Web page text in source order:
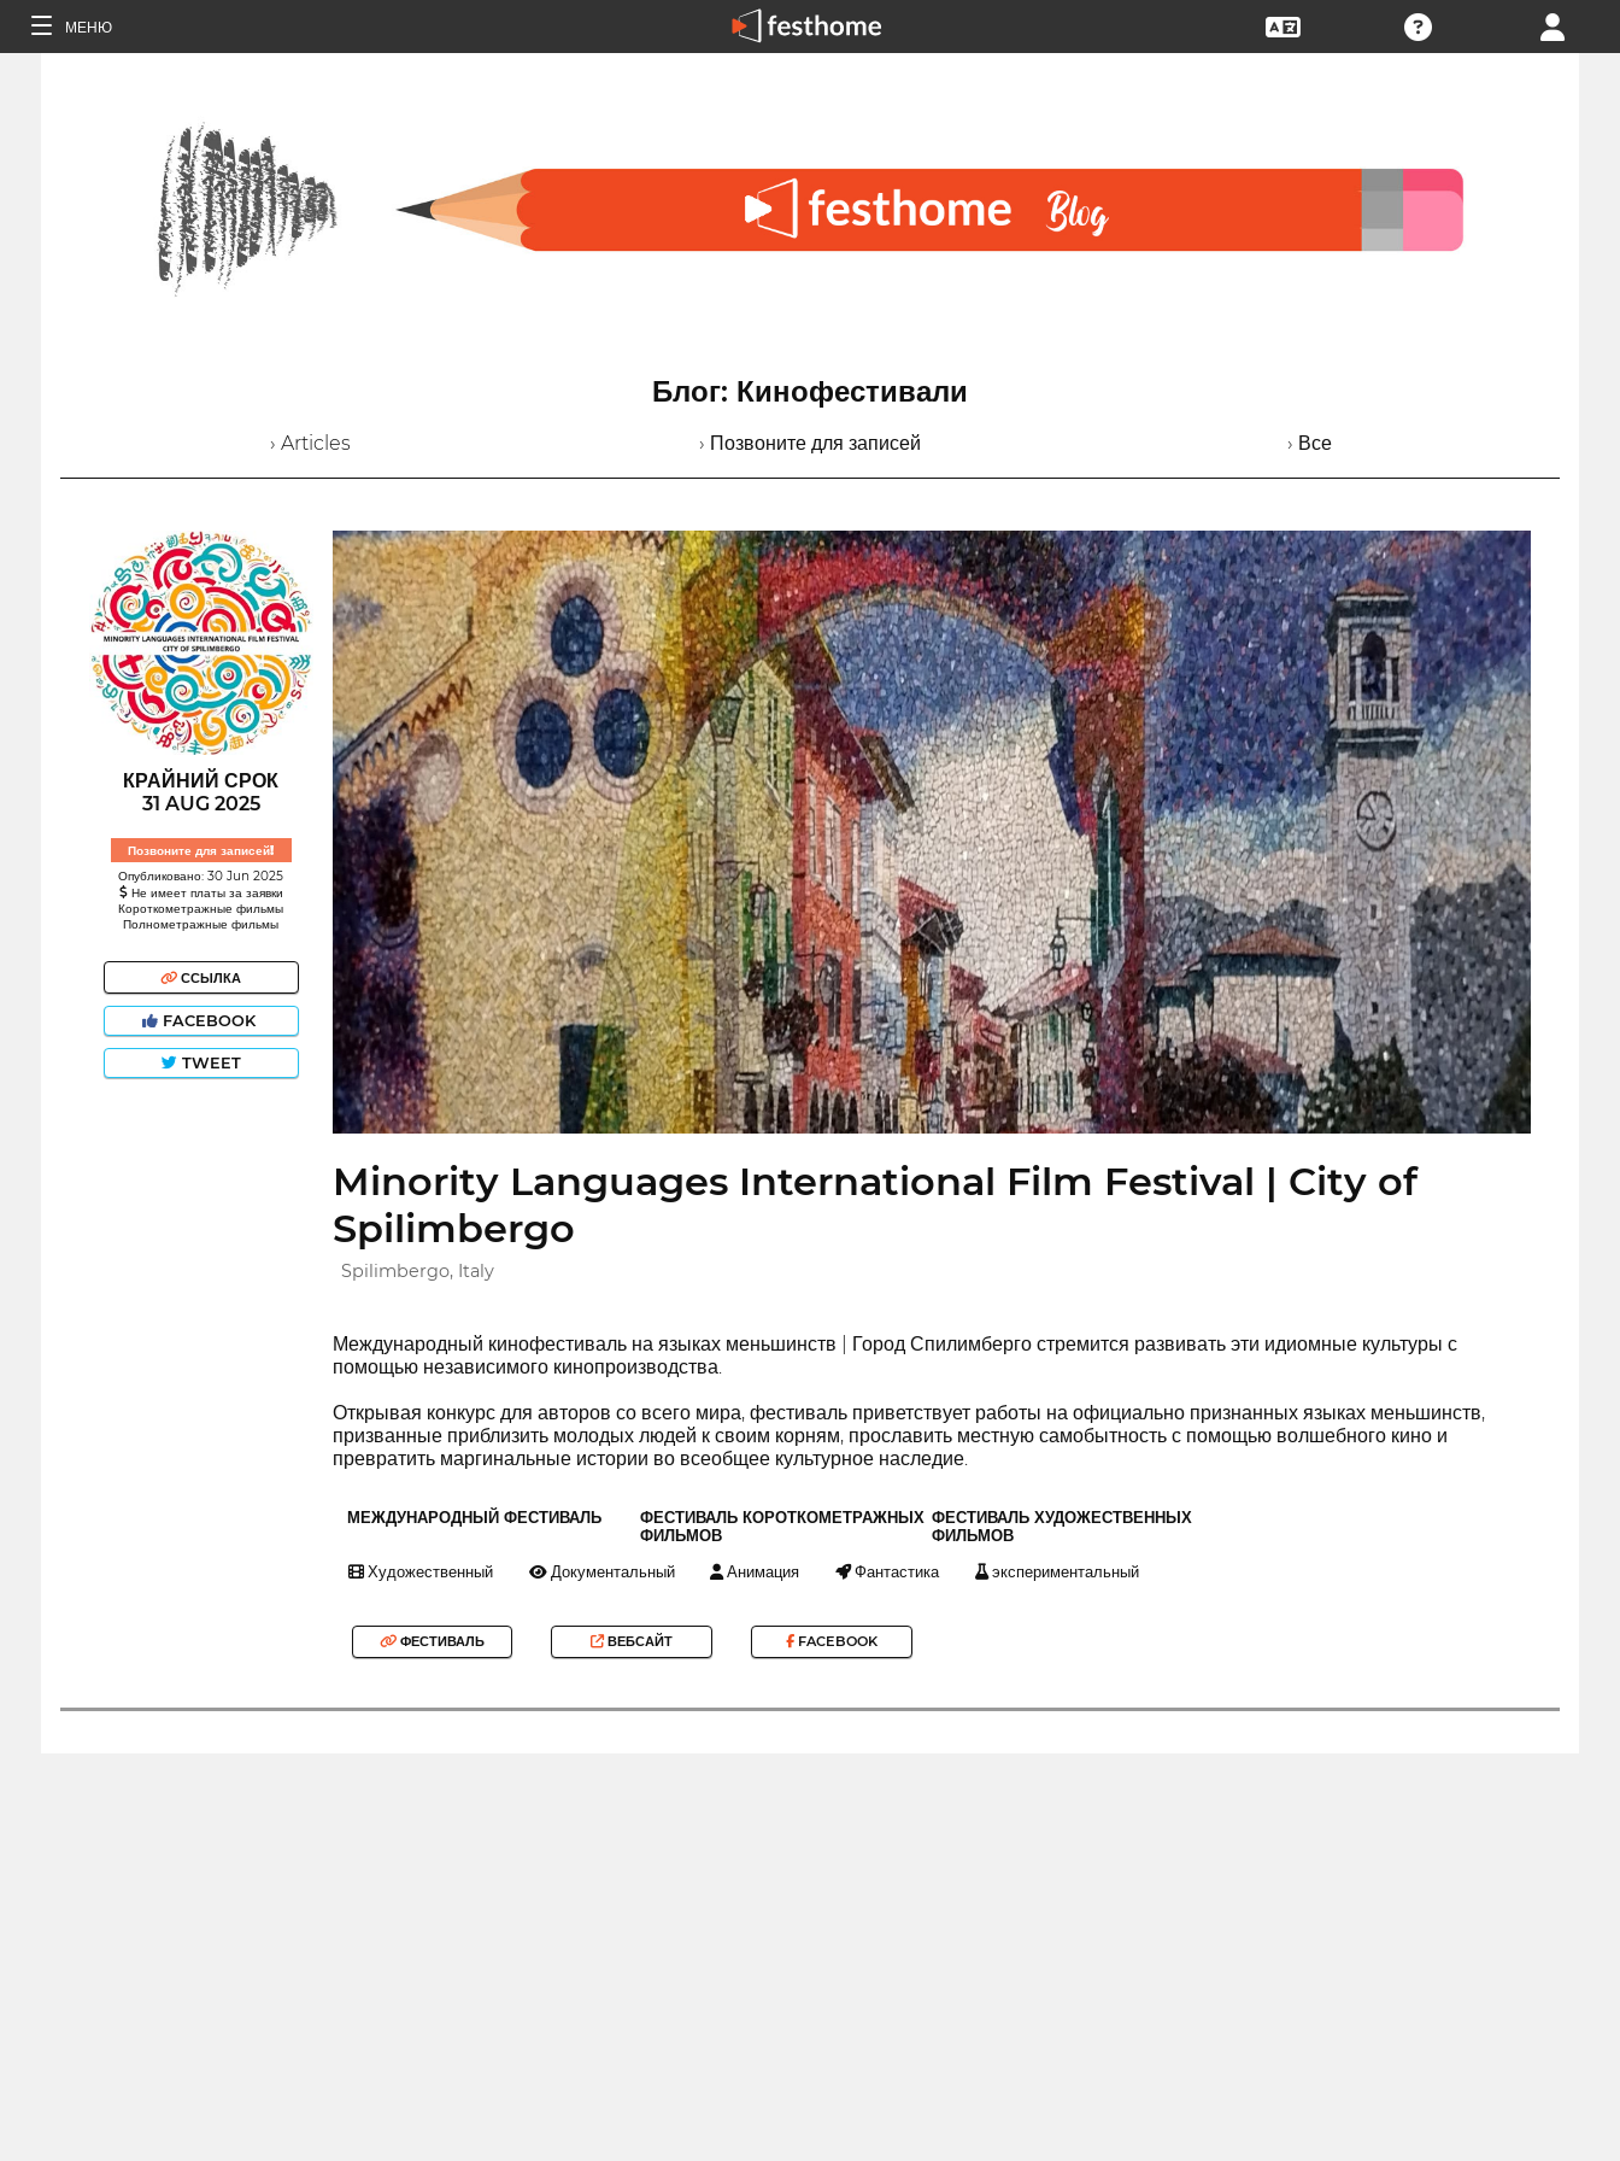
МЕНЮ
Блог: Кинофестивали
› Articles › Позвоните для записей › Все
КРАЙНИЙ СРОК
31 AUG 2025
Позвоните для записей!
Опубликовано: 30 Jun 2025
Не имеет платы за заявки
Короткометражные фильмы
Полнометражные фильмы
ССЫЛКА
FACEBOOK
TWEET
Minority Languages International Film Festival | City of
Spilimbergo
Spilimbergo, Italy
Международный кинофестиваль на языках меньшинств | Город Спилимберго стремится развивать эти идиомные культуры с
помощью независимого кинопроизводства.
Открывая конкурс для авторов со всего мира, фестиваль приветствует работы на официально признанных языках меньшинств,
призванные приблизить молодых людей к своим корням, прославить местную самобытность с помощью волшебного кино и
превратить маргинальные истории во всеобщее культурное наследие.
МЕЖДУНАРОДНЫЙ ФЕСТИВАЛЬ
ФЕСТИВАЛЬ КОРОТКОМЕТРАЖНЫХ
ФИЛЬМОВ
ФЕСТИВАЛЬ ХУДОЖЕСТВЕННЫХ
ФИЛЬМОВ
Художественный Документальный Анимация Фантастика экспериментальный
ФЕСТИВАЛЬ ВЕБСАЙТ FACEBOOK